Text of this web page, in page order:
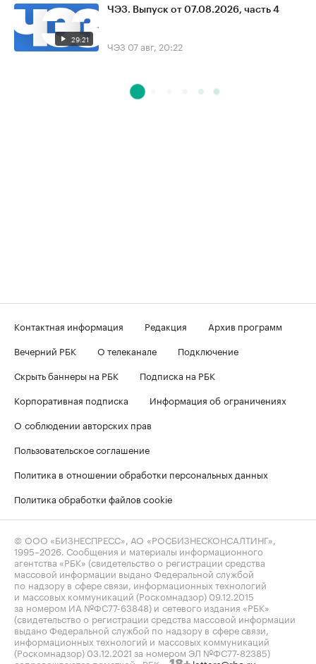
29:21
ЧЭЗ. Выпуск от 07.08.2026, часть 4
ЧЭЗ 07 авг, 20:22
Контактная информация Редакция
Архив программ
Вечерний РБК
О телеканале
Подключение
Скрыть баннеры на РБК
Подписка на РБК
Корпоративная подписка
Информация об ограничениях
О соблюдении авторских прав
Пользовательское соглашение
Политика в отношении обработки персональных данных
Политика обработки файлов cookie
© ООО «БИЗНЕСПРЕСС», АО «РОСБИЗНЕСКОНСАЛТИНГ»,
1995–2026 . Сообщения и материалы информационного
агентства «РБК» (свидетельство о регистрации средства
массовой информации выдано Федеральной службой
по надзору в сфере связи, информационных технологий
и массовых коммуникаций (Роскомнадзор) 09.12.2015
за номером ИА №ФС77-63848) и сетевого издания «РБК»
(свидетельство о регистрации средства массовой информации
выдано Федеральной службой по надзору в сфере связи,
информационных технологий и массовых коммуникаций
(Роскомнадзор) 03.12.2021 за номером ЭЛ №ФС77-82385)